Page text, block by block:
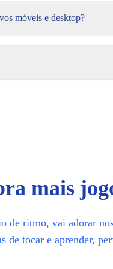
Acreditamos que
móveis e desktop?
mais
de ritmo, vai adorar
de tocar e aprender,